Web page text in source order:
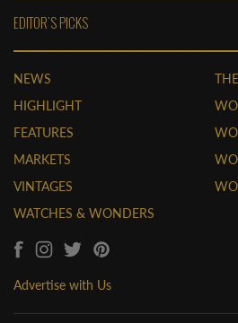
EDITOR'S PICKS
NEWS
HIGHLIGHT
FEATURES
MARKETS
VINTAGES
WATCHES & WONDERS
Advertise with Us